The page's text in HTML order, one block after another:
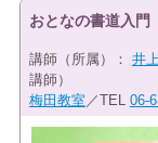
おとなの書道入門
講師（所属）： 井
講師）
梅田教室 ／TEL 06-